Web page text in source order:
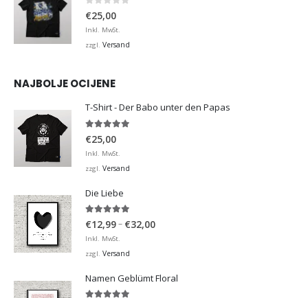
0 von 5
€25,00
Inkl. MwSt.
zzgl. Versand
NAJBOLJE OCIJENE
T-Shirt - Der Babo unter den Papas
€25,00
Inkl. MwSt.
zzgl. Versand
Die Liebe
5.00von 5
€12,99– €32,00Preisspanne:
Inkl. MwSt.
zzgl. Versand
Namen Geblümt Floral